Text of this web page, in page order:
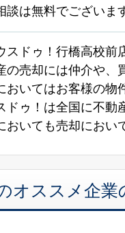
談は無料でございま
スドゥ！行橋高校前
の売却には仲介や、
おいてはお客様の物
ドゥ！は全国に不動
おいても売却におい
オススメ企業